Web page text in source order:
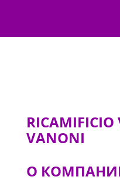
RICAMIFICIO
VANONI
О